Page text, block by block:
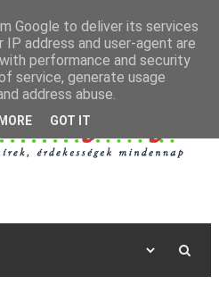
Google to deliver its services
IP address and user-agent are
performance and security
service, generate usage
address abuse.
GOT IT